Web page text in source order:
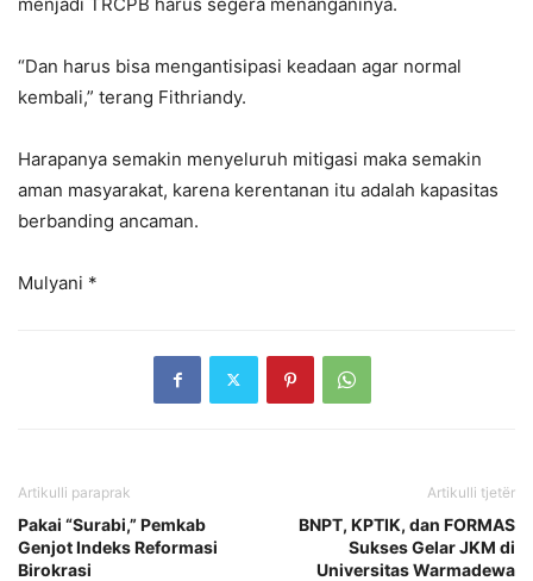
“Dan harus bisa mengantisipasi keadaan agar normal
kembali,” terang Fithriandy.
Harapanya semakin menyeluruh mitigasi maka semakin
aman masyarakat, karena kerentanan itu adalah kapasitas
berbanding ancaman.
Mulyani *
Artikulli paraprak
Pakai “Surabi,” Pemkab
Genjot Indeks Reformasi
Birokrasi
Artikulli tjetër
BNPT, KPTIK, dan FORMAS
Sukses Gelar JKM di
Universitas Warmadewa